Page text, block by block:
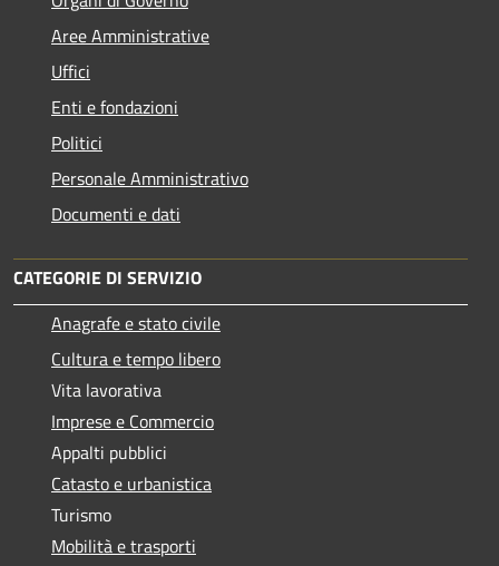
Aree Amministrative
Uffici
Enti e fondazioni
Politici
Personale Amministrativo
Documenti e dati
CATEGORIE DI SERVIZIO
Anagrafe e stato civile
Cultura e tempo libero
Vita lavorativa
Imprese e Commercio
Appalti pubblici
Catasto e urbanistica
Turismo
Mobilità e trasporti